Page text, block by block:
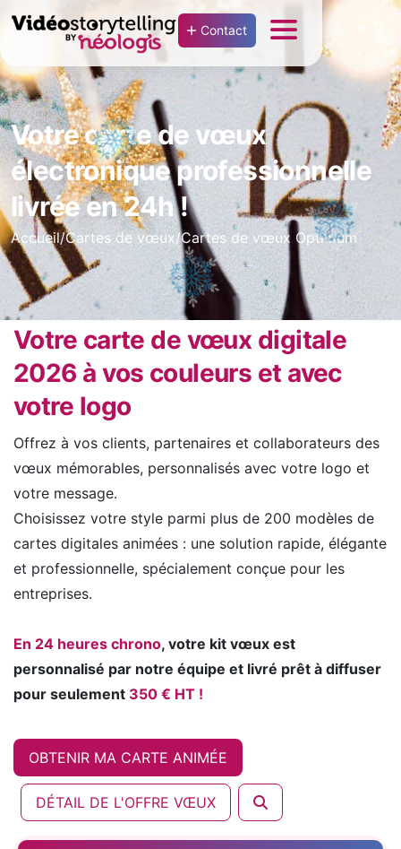
Contact
Votre carte de vœux
électronique professionnelle
livrée en 24h !
Accueil/Cartes de vœux/Cartes de vœux Optimum
Votre carte de vœux digitale
2026 à vos couleurs et avec
votre logo
Offrez à vos clients, partenaires et collaborateurs des
vœux mémorables, personnalisés avec votre logo et
votre message.
Choisissez votre style parmi plus de 200 modèles de
cartes digitales animées : une solution rapide, élégante
et professionnelle, spécialement conçue pour les
entreprises.
En 24 heures chrono, votre kit vœux est
personnalisé par notre équipe et livré prêt à diffuser
pour seulement 350 € HT !
OBTENIR MA CARTE ANIMÉE
DÉTAIL DE L'OFFRE VŒUX